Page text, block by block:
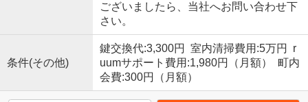
ございましたら、当社へお問い合わせ下
さい。
条件(その他)
鍵交換代:3,300円 室内清掃費用:5万円 r
uumサポート費用:1,980円（月額） 町内
会費:300円（月額）